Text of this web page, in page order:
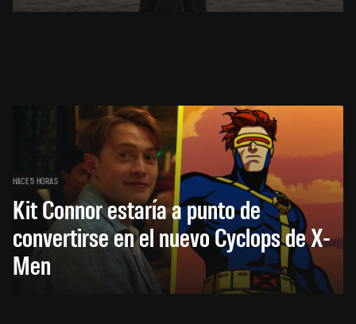
HACE 5 HORAS
Kit Connor estaría a punto de
convertirse en el nuevo Cyclops de X-
Men